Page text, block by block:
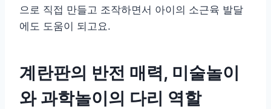
으로 직접 만들고 조작하면서 아이의 소근육 발달
에도 도움이 되고요.
계란판의 반전 매력, 미술놀이
와 과학놀이의 다리 역할